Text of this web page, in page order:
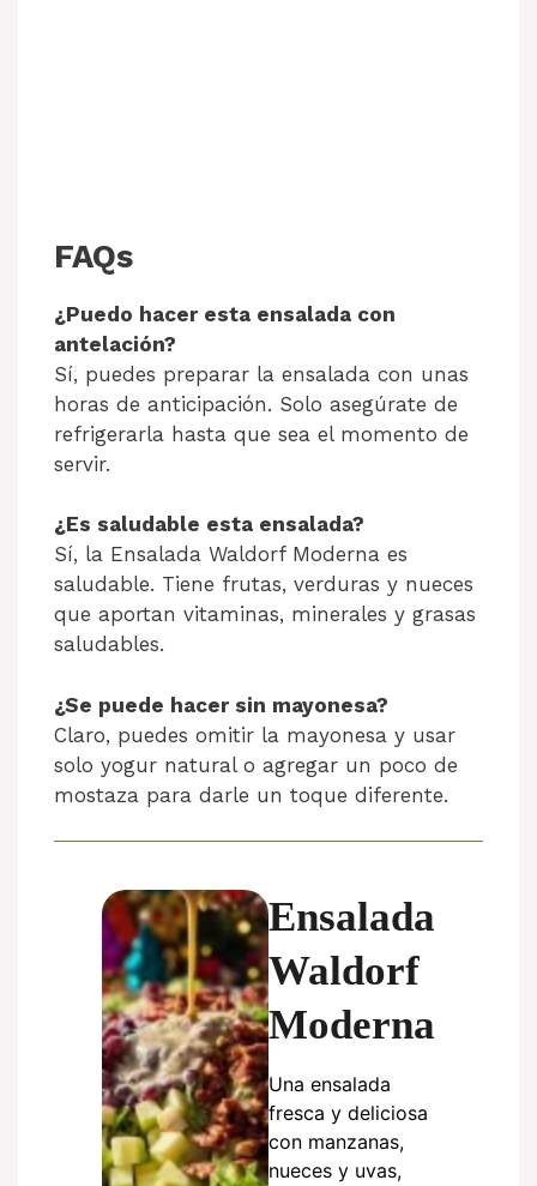
FAQs
¿Puedo hacer esta ensalada con
antelación?
Sí, puedes preparar la ensalada con unas
horas de anticipación. Solo asegúrate de
refrigerarla hasta que sea el momento de
servir.
¿Es saludable esta ensalada?
Sí, la Ensalada Waldorf Moderna es
saludable. Tiene frutas, verduras y nueces
que aportan vitaminas, minerales y grasas
saludables.
¿Se puede hacer sin mayonesa?
Claro, puedes omitir la mayonesa y usar
solo yogur natural o agregar un poco de
mostaza para darle un toque diferente.
Ensalada
Waldorf
Moderna
Una ensalada
fresca y deliciosa
con manzanas,
nueces y uvas,